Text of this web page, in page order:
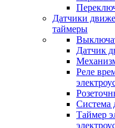
Датчики
таймеры
Датчик
Реле
Система
Таймер